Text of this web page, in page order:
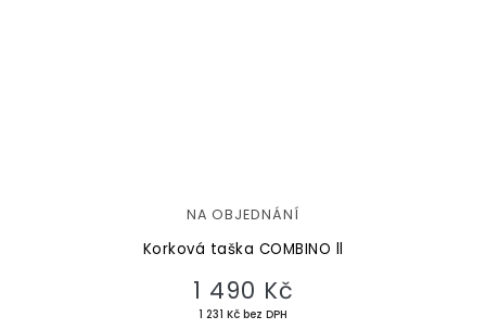
Korková taška COMBINO ll
NA OBJEDNÁNÍ
1 231 Kč bez DPH
1 490 Kč